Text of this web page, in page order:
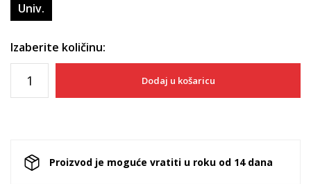
Univ.
Izaberite količinu:
Dodaj u košaricu
Proizvod je moguće vratiti u roku od 14 dana